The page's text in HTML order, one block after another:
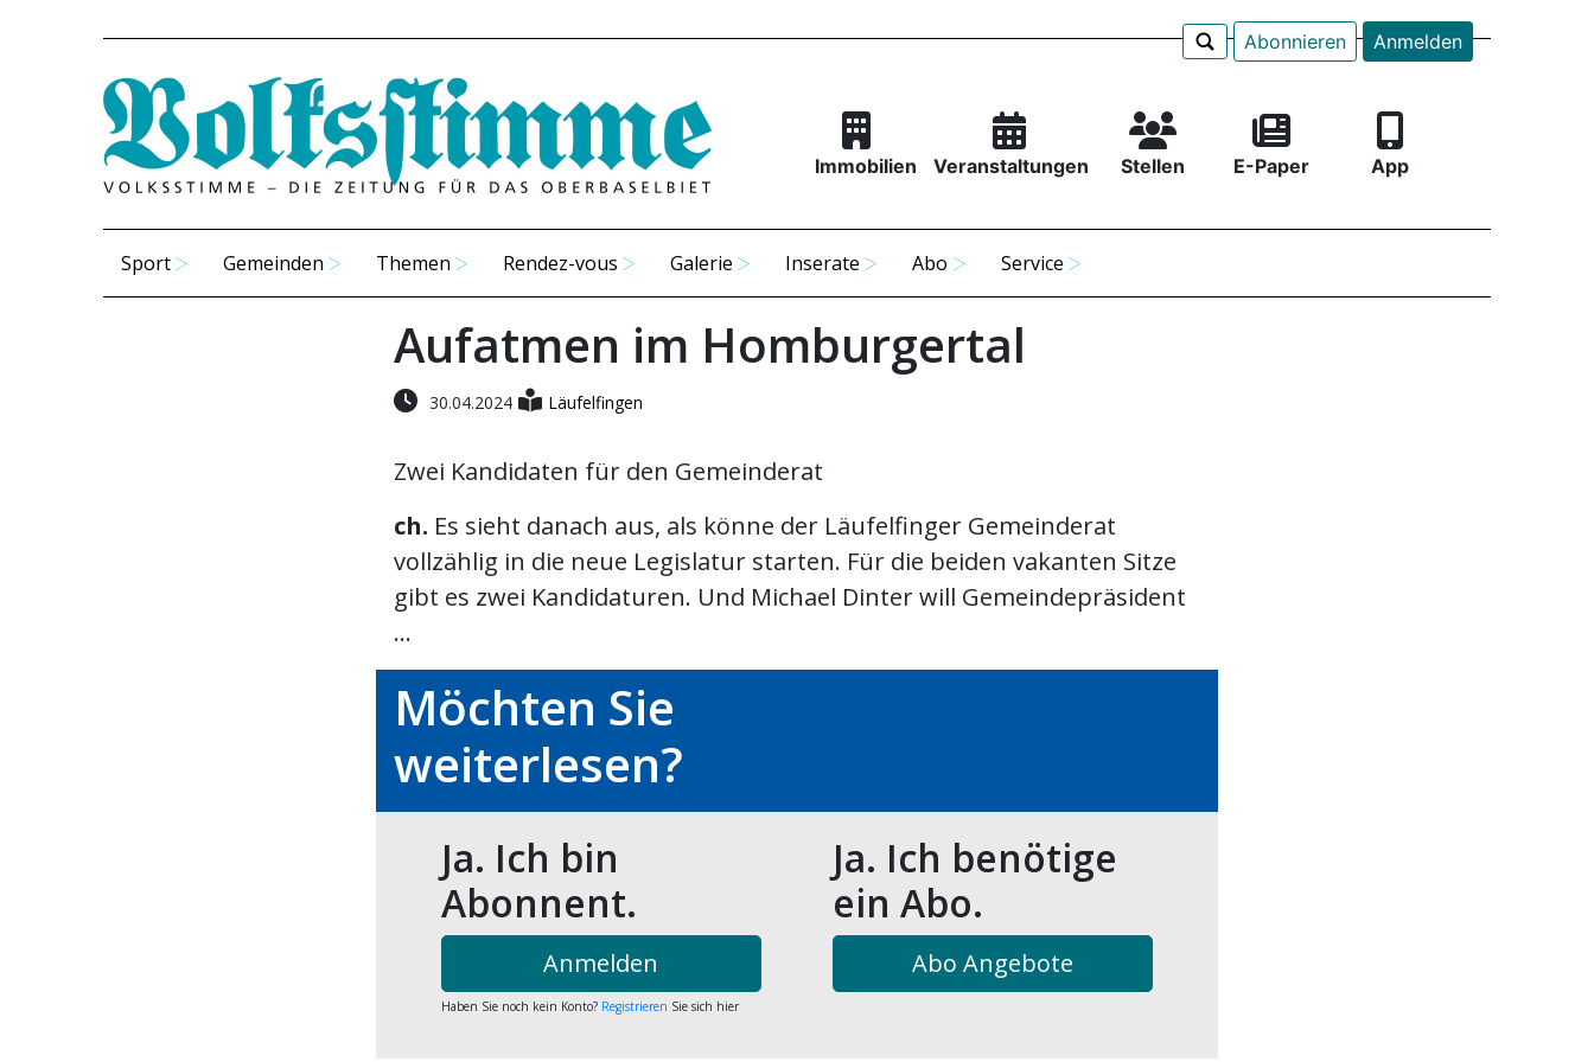
Abonnieren Anmelden
Immobilien Veranstaltungen Stellen E-Paper App
Sport Gemeinden Themen Rendez-vous Galerie Inserate Abo Service
Aufatmen im Homburgertal
30.04.2024 Läufelfingen
Zwei Kandidaten für den Gemeinderat
ch. Es sieht danach aus, als könne der Läufelfinger Gemeinderat
vollzählig in die neue Legislatur starten. Für die beiden vakanten Sitze
gibt es zwei Kandidaturen. Und Michael Dinter will Gemeindepräsident
...
Möchten Sie
weiterlesen?
Ja. Ich bin
Abonnent.
Anmelden
Haben Sie noch kein Konto?Registrieren Sie sich hier
Ja. Ich benötige
ein Abo.
Abo Angebote